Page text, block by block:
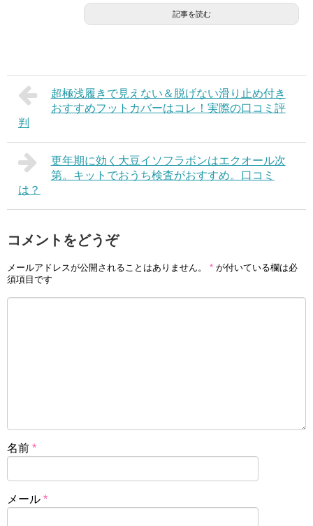
記事を読む
超極浅履きで見えない＆脱げない滑り止め付き
おすすめフットカバーはコレ！実際の口コミ評
判
更年期に効く大豆イソフラボンはエクオール次
第。キットでおうち検査がおすすめ。口コミ
は？
コメントをどうぞ
メールアドレスが公開されることはありません。 * が付いている欄は必
須項目です
名前 *
メール *